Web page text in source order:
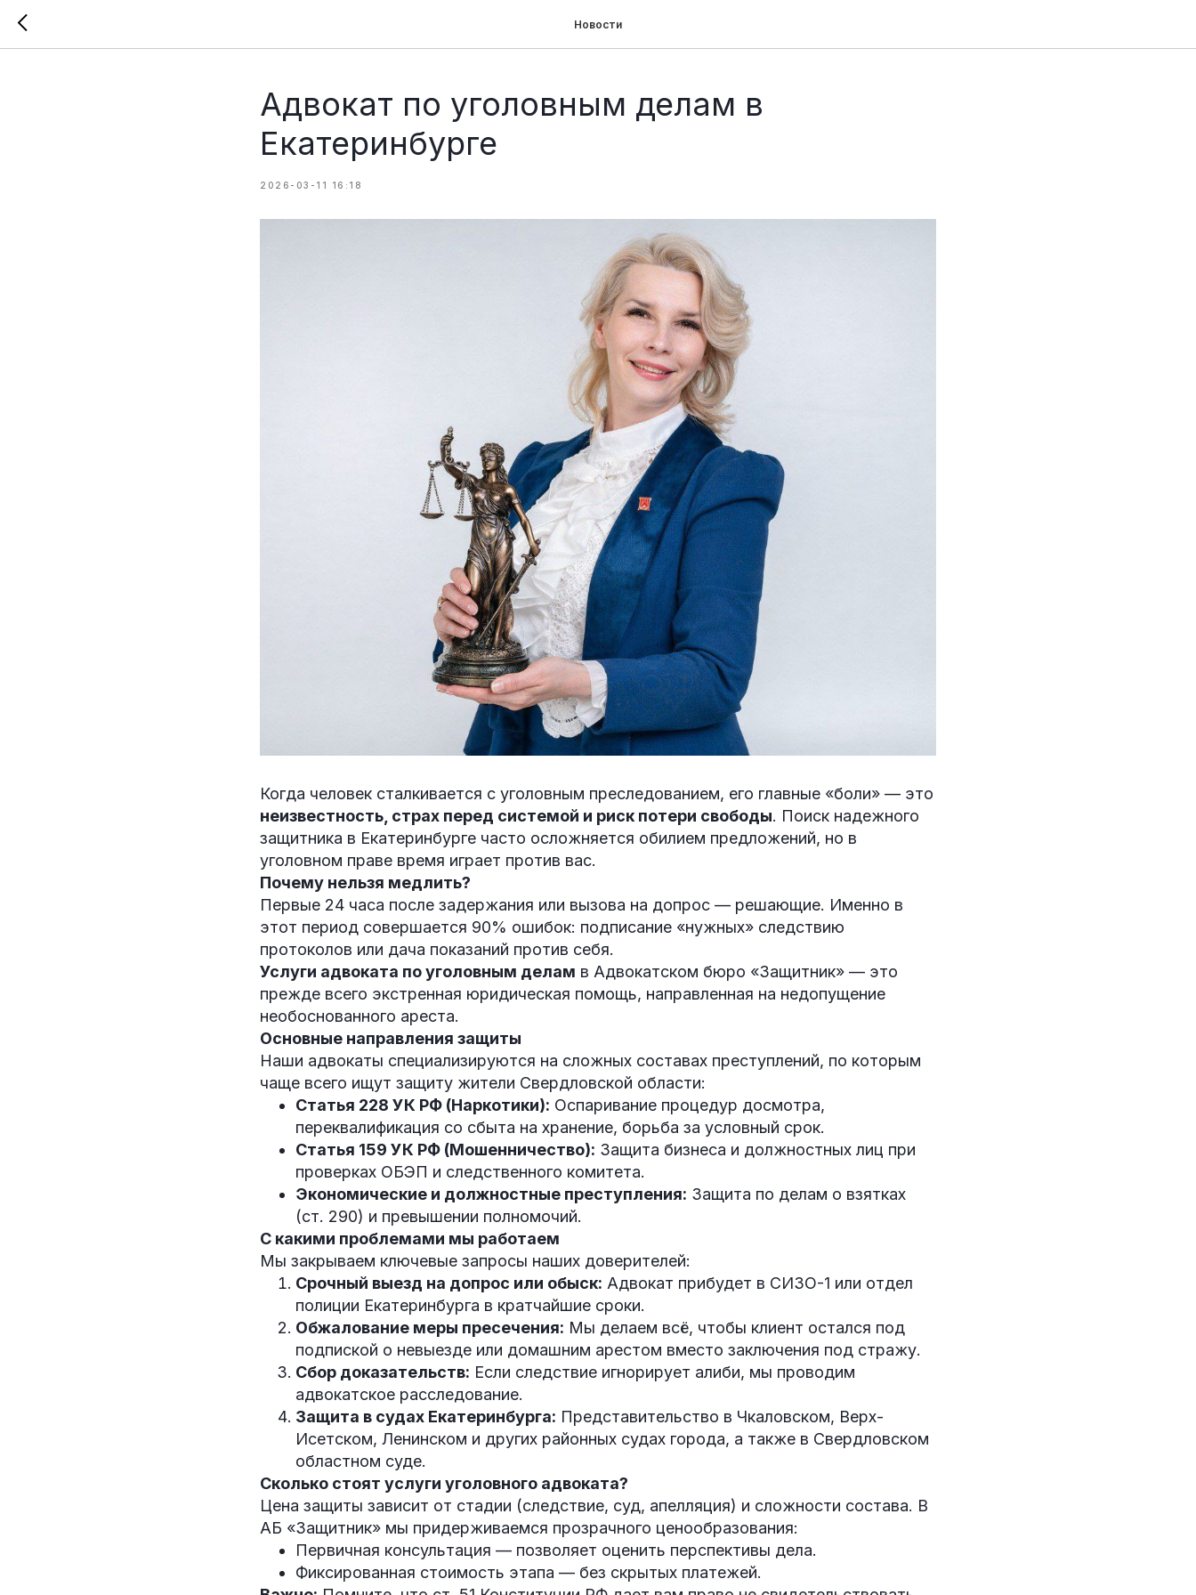
Новости
Адвокат по уголовным делам в
Екатеринбурге
2026-03-11 16:18
Когда человек сталкивается с уголовным преследованием, его главные «боли» — это
неизвестность, страх перед системой и риск потери свободы. Поиск надежного
защитника в Екатеринбурге часто осложняется обилием предложений, но в
уголовном праве время играет против вас.
Почему нельзя медлить?
Первые 24 часа после задержания или вызова на допрос — решающие. Именно в
этот период совершается 90% ошибок: подписание «нужных» следствию
протоколов или дача показаний против себя.
Услуги адвоката по уголовным делам в Адвокатском бюро «Защитник» — это
прежде всего экстренная юридическая помощь, направленная на недопущение
необоснованного ареста.
Основные направления защиты
Наши адвокаты специализируются на сложных составах преступлений, по которым
чаще всего ищут защиту жители Свердловской области:
Статья 228 УК РФ (Наркотики): Оспаривание процедур досмотра,
переквалификация со сбыта на хранение, борьба за условный срок.
Статья 159 УК РФ (Мошенничество): Защита бизнеса и должностных лиц при
проверках ОБЭП и следственного комитета.
Экономические и должностные преступления: Защита по делам о взятках
(ст. 290) и превышении полномочий.
С какими проблемами мы работаем
Мы закрываем ключевые запросы наших доверителей:
Срочный выезд на допрос или обыск: Адвокат прибудет в СИЗО-1 или отдел
полиции Екатеринбурга в кратчайшие сроки.
Обжалование меры пресечения: Мы делаем всё, чтобы клиент остался под
подпиской о невыезде или домашним арестом вместо заключения под стражу.
Сбор доказательств: Если следствие игнорирует алиби, мы проводим
адвокатское расследование.
Защита в судах Екатеринбурга: Представительство в Чкаловском, Верх-
Исетском, Ленинском и других районных судах города, а также в Свердловском
областном суде.
Сколько стоят услуги уголовного адвоката?
Цена защиты зависит от стадии (следствие, суд, апелляция) и сложности состава. В
АБ «Защитник» мы придерживаемся прозрачного ценообразования:
Первичная консультация — позволяет оценить перспективы дела.
Фиксированная стоимость этапа — без скрытых платежей.